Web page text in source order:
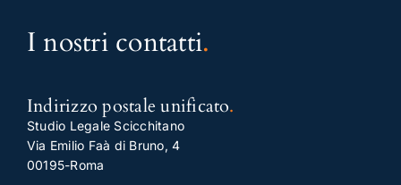
I nostri contatti.
Indirizzo postale unificato.
Studio Legale Scicchitano
Via Emilio Faà di Bruno, 4
00195-Roma